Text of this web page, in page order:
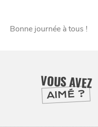
Bonne journée à tous !
VOUS AVEZ
AIMÉ ?